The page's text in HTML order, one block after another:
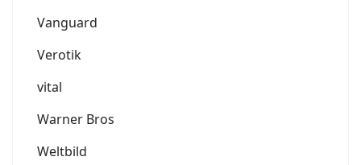
Vanguard
Verotik
vital
Warner Bros
Weltbild